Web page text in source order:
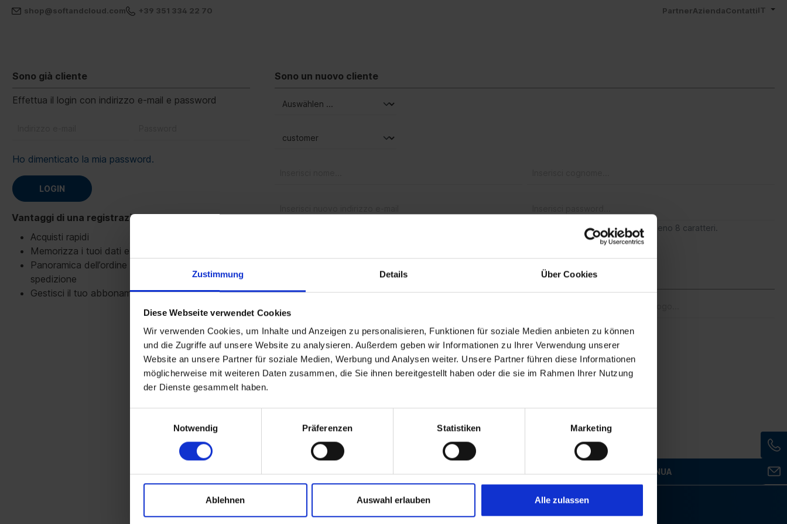
Zustimmung Details Über Cookies
Diese Webseite verwendet Cookies
Wir verwenden Cookies, um Inhalte und Anzeigen zu personalisieren, Funktionen für soziale Medien anbieten zu können
und die Zugriffe auf unsere Website zu analysieren. Außerdem geben wir Informationen zu Ihrer Verwendung unserer
Website an unsere Partner für soziale Medien, Werbung und Analysen weiter. Unsere Partner führen diese Informationen
möglicherweise mit weiteren Daten zusammen, die Sie ihnen bereitgestellt haben oder die sie im Rahmen Ihrer Nutzung
der Dienste gesammelt haben.
Notwendig
Präferenzen Statistiken Marketing
Ablehnen Auswahl erlauben Alle zulassen
shop@softandcloud.com +39 351 334 22 70 PartnerAziendaContattiIT
Sono già cliente
Effettua il login con indirizzo e-mail e password
Ho dimenticato la mia password.
LOGIN
Vantaggi di una registrazione:
Acquisti rapidi
Memorizza i tuoi dati e le tue impostazioni.
Panoramica dell’ordine e informazioni sulla
spedizione
Gestisci il tuo abbonamento alla newsletter
Sono un nuovo cliente
La password deve contenere almeno 8 caratteri.
L'indirizzo di consegna è diverso dall'indirizzo di fatturazione.
Protez. dati
I campi contrassegnati con un asterisco (*) sono campi obbligatori.
CONTINUA